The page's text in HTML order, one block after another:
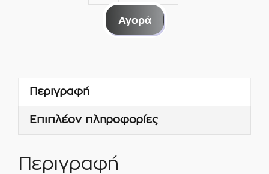
Αγορά
Περιγραφή
Επιπλέον πληροφορίες
Περιγραφή